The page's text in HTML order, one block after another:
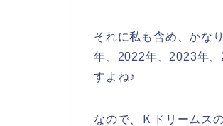
それに私も含め、かな
年、2022年、2023年
すよね♪
なので、Ｋドリームス